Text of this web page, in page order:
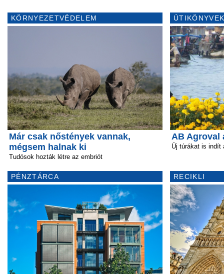
KÖRNYEZETVÉDELEM
Már csak nőstények vannak,
mégsem halnak ki
Tudósok hozták létre az embriót
PÉNZTÁRCA
AB Agroval
Új túrákat is indít
RECIKLI